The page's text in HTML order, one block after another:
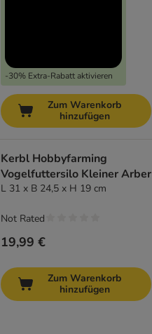
-30% Extra-Rabatt aktivieren
Zum Warenkorb
hinzufügen
Kerbl Hobbyfarming
Vogelfuttersilo Kleiner Arber
L 31 x B 24,5 x H 19 cm
19,99 €
Not Rated
Zum Warenkorb
hinzufügen